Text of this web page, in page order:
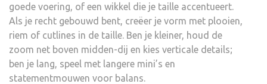
goede voering, of een wikkel die je taille accentueert.
Als je recht gebouwd bent, creëer je vorm met plooien,
riem of cutlines in de taille. Ben je kleiner, houd de
zoom net boven midden-dij en kies verticale details;
ben je lang, speel met langere mini’s en
statementmouwen voor balans.